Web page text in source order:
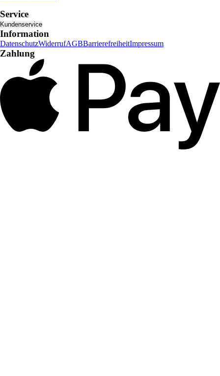
Service
Kundenservice
Information
DatenschutzWiderrufAGBBarrierefreiheitImpressum
Zahlung